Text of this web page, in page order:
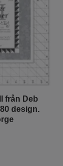
från Deb
design.